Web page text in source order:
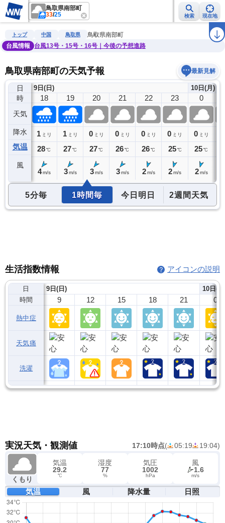
鳥取県南部町
33/25 検索 現在地
雨雲レーダー 台風情報 地震情報 ラ
トップ 中国 鳥取県
鳥取県南部町
台風情報
台風13号・15号・16号｜今後の予想進路
鳥取県南部町の天気予報 最新見解
日
時
天気
降水
気温
風
9日(日)
17
0ミリ
29℃
18
1 ミリ
28℃
4 m/s
19
1 ミリ
27℃
3 m/s
20
0 ミリ
27℃
3 m/s
21
0 ミリ
26℃
3 m/s
22
0 ミリ
26℃
2 m/s
23
0 ミリ
25 ℃
2m/s
10日(月)
0
0 ミリ
25℃
2 m/s
5分毎 1時間毎 今日明日 2週間天気
生活指数情報 アイコンの説明
日
時間
熱中症
天気痛
洗濯
9日(日)
9 12 15 18 21
10日(
0
実況天気・観測値 17:10時点( 05:19 19:04)
くもり
気温
29.2
℃
湿度
77
%
気圧
1002
hPa
風
1.6
m/s
気温 風 降水量 日照